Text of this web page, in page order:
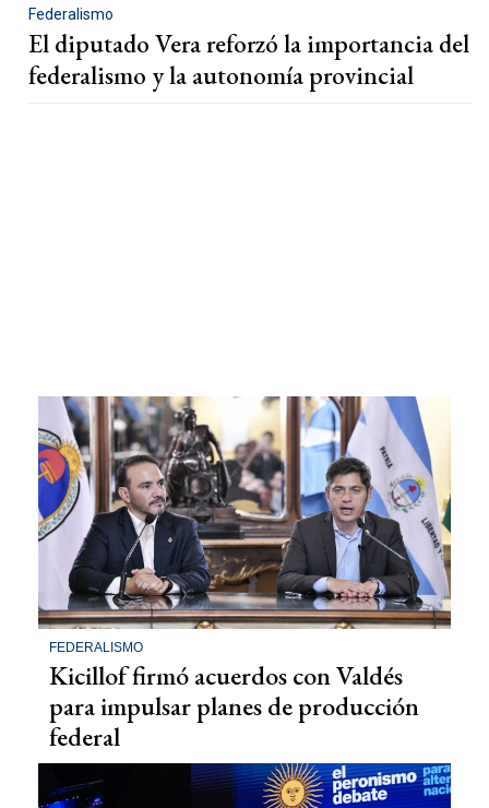
Federalismo
El diputado Vera reforzó la importancia del
federalismo y la autonomía provincial
FEDERALISMO
Kicillof firmó acuerdos con Valdés
para impulsar planes de producción
federal